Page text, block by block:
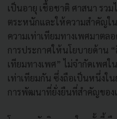
เป็นอายุ เชื้อชาติ ศาสนา รว
ตระหนักและให้ความสำคัญใ
ความเท่าเทียมทางเพศมาตล
การประกาศให้นโยบายด้าน
เทียมทางเพศ” ไม่จำกัดเพศ
เท่าเทียมกัน ซึ่งถือเป็นหนึ่งใ
การพัฒนาที่ยั่งยืนที่สำคัญของ